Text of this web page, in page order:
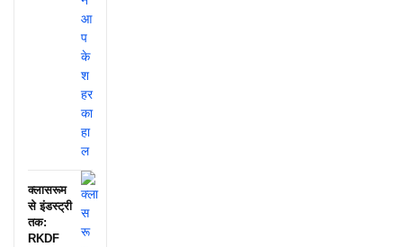
क्लासरूम
से इंडस्ट्री
तक:
RKDF